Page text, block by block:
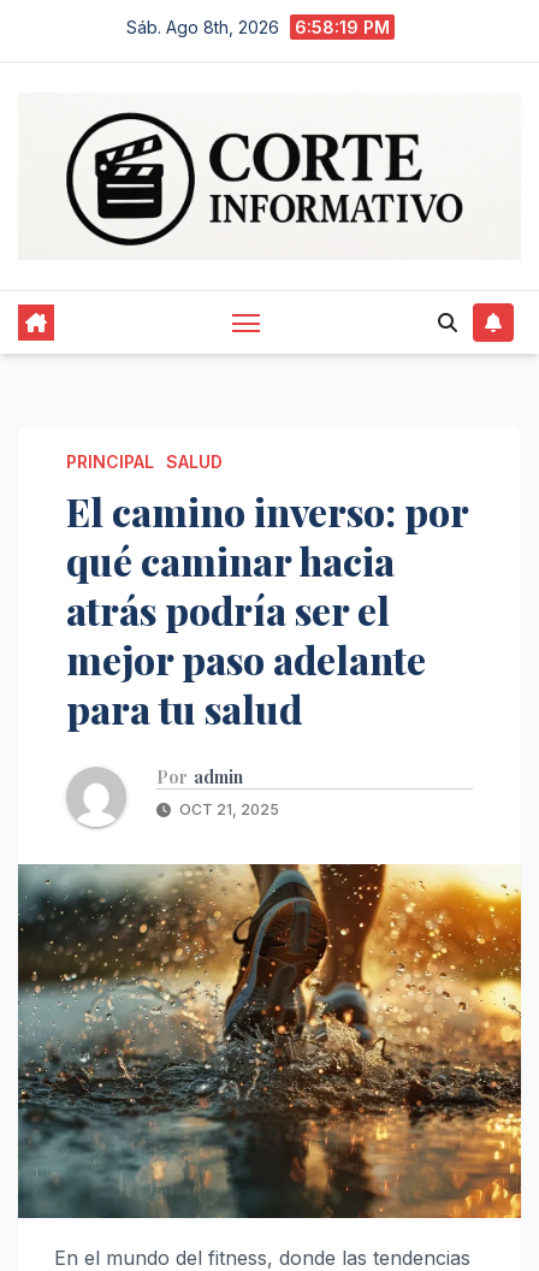
Sáb. Ago 8th, 2026 6:58:20 PM
PRINCIPAL SALUD
El camino inverso: por
qué caminar hacia
atrás podría ser el
mejor paso adelante
para tu salud
Por admin
OCT 21, 2025
En el mundo del fitness, donde las tendencias